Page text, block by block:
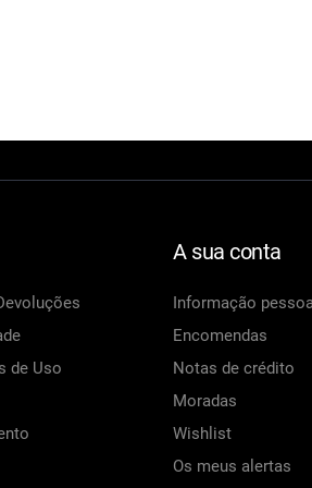
de Uso
A sua conta
Informação
Encomendas
Notas de crédito
Moradas
Wishlist
Os meus alertas